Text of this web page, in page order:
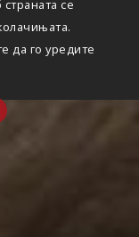
се
да го уредите